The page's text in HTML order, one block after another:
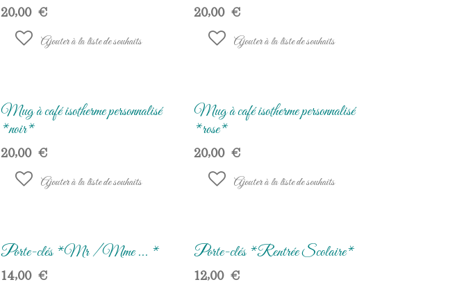
20,00€
Ajouter à la liste de souhaits
20,00€
Ajouter à la liste de souhaits
Mug à café isotherme personnalisé
*noir*
20,00€
Ajouter à la liste de souhaits
Mug à café isotherme personnalisé
*rose*
20,00€
Ajouter à la liste de souhaits
Porte-clés *Mr / Mme ... *
14,00€
Porte-clés *Rentrée Scolaire*
12,00€